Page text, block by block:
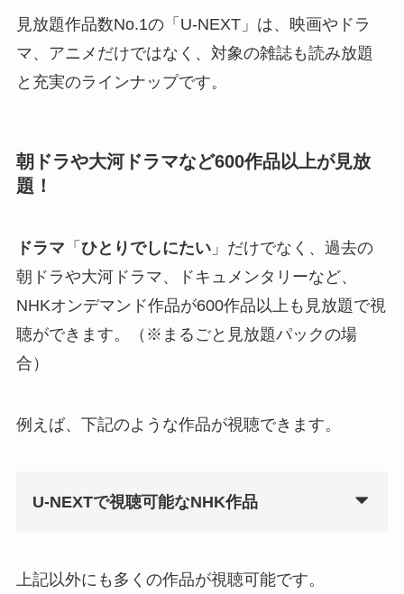
見放題作品数No.1の「U-NEXT」は、映画やドラ
マ、アニメだけではなく、対象の雑誌も読み放題
と充実のラインナップです。
朝ドラや大河ドラマなど600作品以上が見放
題！
ドラマ 「 ひとりでしにたい」だけでなく、過去の
朝ドラや大河ドラマ、ドキュメンタリーなど、
NHKオンデマンド作品が600作品以上も見放題で視
聴ができます。（※まるごと見放題パックの場
合）
例えば、下記のような作品が視聴できます。
U-NEXTで視聴可能なNHK作品
上記以外にも多くの作品が視聴可能です。